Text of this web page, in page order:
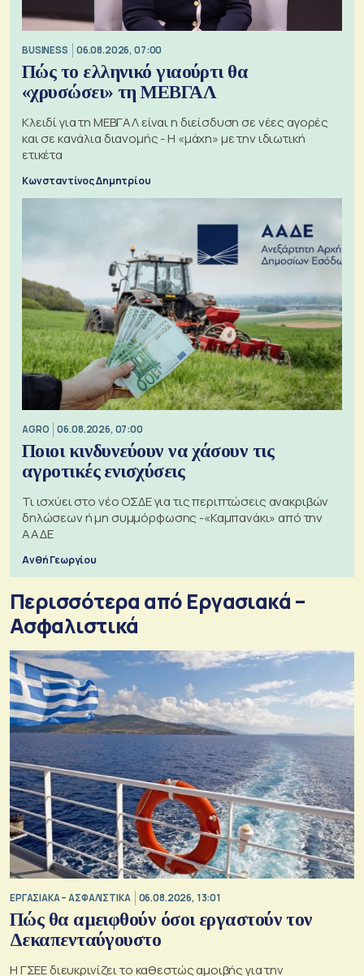
BUSINESS 06.08.2026, 07:00
Πώς το ελληνικό γιαούρτι θα
«χρυσώσει» τη ΜΕΒΓΑΛ
Κλειδί για τη ΜΕΒΓΑΛ είναι η διείσδυση σε νέες αγορές
και σε κανάλια διανομής - Η «μάχη» με την ιδιωτική
ετικέτα
Κωνσταντίνος Δημητρίου
AGRO 06.08.2026, 07:00
Ποιοι κινδυνεύουν να χάσουν τις
αγροτικές ενισχύσεις
Τι ισχύει στο νέο ΟΣΔΕ για τις περιπτώσεις ανακριβών
δηλώσεων ή μη συμμόρφωσης -«Καμπανάκι» από την
ΑΑΔΕ
Ανθή Γεωργίου
Περισσότερα από Εργασιακά –
Ασφαλιστικά
ΕΡΓΑΣΙΑΚΑ – ΑΣΦΑΛΙΣΤΙΚΑ 06.08.2026, 13:01
Πώς θα αμειφθούν όσοι εργαστούν τον
Δεκαπενταύγουστο
Η ΓΣΕΕ διευκρινίζει το καθεστώς αμοιβής για την